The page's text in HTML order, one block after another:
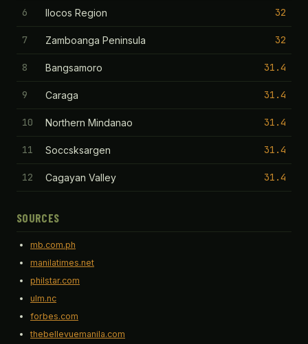
6 Ilocos Region 32
7 Zamboanga Peninsula 32
8 Bangsamoro 31.4
9 Caraga 31.4
10 Northern Mindanao 31.4
11 Soccsksargen 31.4
12 Cagayan Valley 31.4
SOURCES
mb.com.ph
manilatimes.net
philstar.com
ulm.nc
forbes.com
thebellevuemanila.com